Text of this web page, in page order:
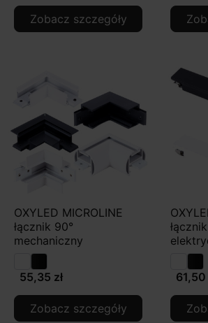
Zobacz szczegóły
OXYLED MICROLINE
łącznik 90°
mechaniczny
55,35 zł
Zobacz szczegóły
61,50